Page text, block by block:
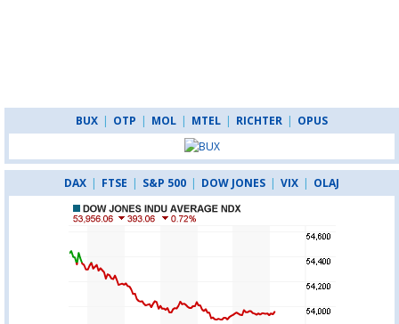
BUX | OTP | MOL | MTEL | RICHTER | OPUS
DAX | FTSE | S&P 500 | DOW JONES | VIX | OLAJ